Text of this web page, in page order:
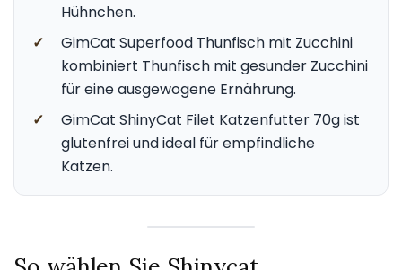
Hühnchen.
✓
GimCat Superfood Thunfisch mit Zucchini
kombiniert Thunfisch mit gesunder Zucchini
für eine ausgewogene Ernährung.
✓
GimCat ShinyCat Filet Katzenfutter 70g ist
glutenfrei und ideal für empfindliche
Katzen.